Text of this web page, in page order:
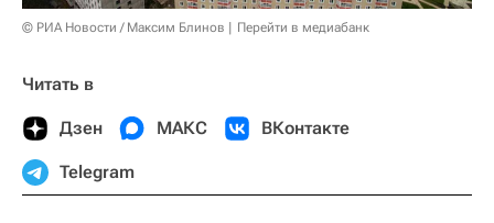
© РИА Новости / Максим Блинов Перейти в медиабанк
Читать в
Дзен МАКС ВКонтакте
Telegram